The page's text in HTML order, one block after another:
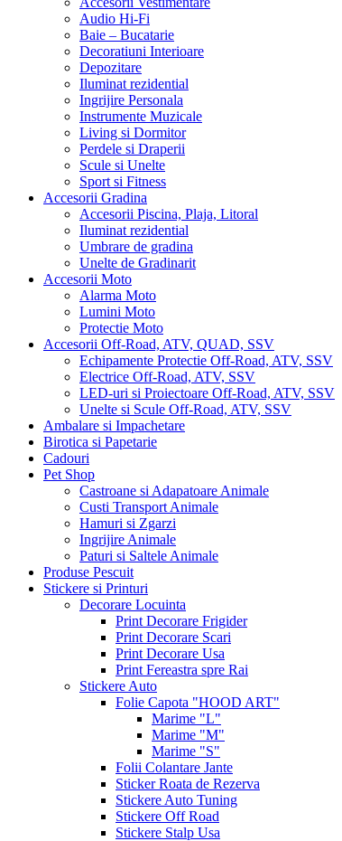
Audio Hi-Fi
Baie – Bucatarie
Decoratiuni Interioare
Depozitare
Iluminat rezidential
Ingrijire Personala
Instrumente Muzicale
Living si Dormitor
Perdele si Draperii
Scule si Unelte
Sport si Fitness
Accesorii Gradina
Accesorii Piscina, Plaja, Litoral
Iluminat rezidential
Umbrare de gradina
Unelte de Gradinarit
Accesorii Moto
Alarma Moto
Lumini Moto
Protectie Moto
Accesorii Off-Road, ATV, QUAD, SSV
Echipamente Protectie Off-Road, ATV, SSV
Electrice Off-Road, ATV, SSV
LED-uri si Proiectoare Off-Road, ATV, SSV
Unelte si Scule Off-Road, ATV, SSV
Ambalare si Impachetare
Birotica si Papetarie
Cadouri
Pet Shop
Castroane si Adapatoare Animale
Custi Transport Animale
Hamuri si Zgarzi
Ingrijire Animale
Paturi si Saltele Animale
Produse Pescuit
Stickere si Printuri
Decorare Locuinta
Print Decorare Frigider
Print Decorare Scari
Print Decorare Usa
Print Fereastra spre Rai
Stickere Auto
Folie Capota "HOOD ART"
Marime "L"
Marime "M"
Marime "S"
Folii Colantare Jante
Sticker Roata de Rezerva
Stickere Auto Tuning
Stickere Off Road
Stickere Stalp Usa